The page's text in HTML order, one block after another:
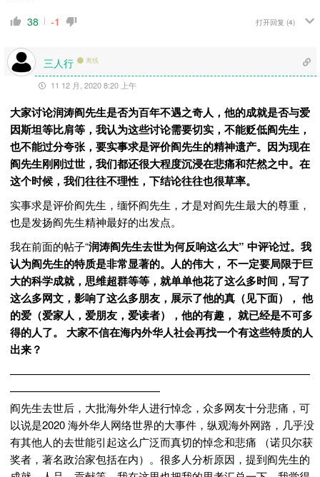
38 -1 打开回复 (4)
三人行 离线
11 12 月, 2020 8:20 上午
大家讨论润涛阎先生是否为百年不遇之奇人，他的成就是否与爱
因斯坦等比肩等，我认为这些讨论需要切实，不能贬低阎先生，
也不能过分夸张，要实事求是评价阎先生的精神遗产。因为现在
阎先生刚刚过世，我们都还很大程度沉浸在悲痛和茫然之中。在
这个时候，我们往往不理性，下结论往往也很草率。
实事求是评价阎先生，缅怀阎先生，才是对阎先生最大的尊重，
也是发扬阎先生精神最好的出发点。
我在前面的帖子“润涛阎先生去世为何反响这么大” 中评论过。我
认为阎先生的特质是非常显著的。人的伟大， 不一定要局限于巨
大的科学成就，思维超群等等，就单单他花了这么多时间，写了
这么多网文，影响了这么多朋友，展示了他的真（见下面）， 他
的爱（爱家人，爱朋友，爱读者），他的有趣， 就已经是不可多
得的人了。 大家不信在海内外华人社会再找一个有这些特质的人
出来？
————————————————————————————
——————————————
阎先生去世后，大批海外华人进行悼念，众多网友十分悲痛，可
以说是2020 海外华人网络世界的大事件，纵观海外网路，几乎没
有其他人的去世能引起这么广泛而真切的悼念和悲痛 （诺贝尔获
奖者，著名政治家包括在内）。很多人分析原因，提到阎先生的